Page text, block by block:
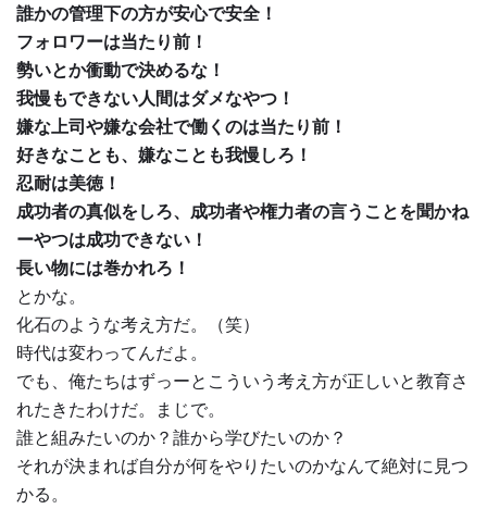
誰かの管理下の方が安心で安全！
フォロワーは当たり前！
勢いとか衝動で決めるな！
我慢もできない人間はダメなやつ！
嫌な上司や嫌な会社で働くのは当たり前！
好きなことも、嫌なことも我慢しろ！
忍耐は美徳！
成功者の真似をしろ、成功者や権力者の言うことを聞かね
ーやつは成功できない！
長い物には巻かれろ！
とかな。
化石のような考え方だ。（笑）
時代は変わってんだよ。
でも、俺たちはずっーとこういう考え方が正しいと教育さ
れたきたわけだ。まじで。
誰と組みたいのか？誰から学びたいのか？
それが決まれば自分が何をやりたいのかなんて絶対に見つ
かる。